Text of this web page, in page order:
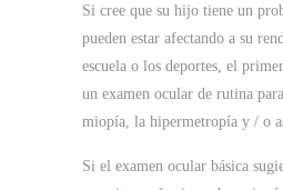
Si cree que su hijo tiene un
pueden estar afectando a su
escuela o los deportes, el
un examen ocular de rutina
miopía, la hipermetropía y / o
Si el examen ocular básica